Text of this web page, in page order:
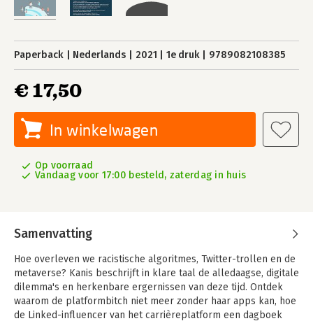
Paperback Nederlands 2021 1e druk 9789082108385
€ 17,50
In winkelwagen
Op voorraad
Vandaag voor 17:00 besteld, zaterdag in huis
Samenvatting
Hoe overleven we racistische algoritmes, Twitter-trollen en de
metaverse? Kanis beschrijft in klare taal de alledaagse, digitale
dilemma's en herkenbare ergernissen van deze tijd. Ontdek
waarom de platformbitch niet meer zonder haar apps kan, hoe
de Linked-influencer van het carrièreplatform een dagboek